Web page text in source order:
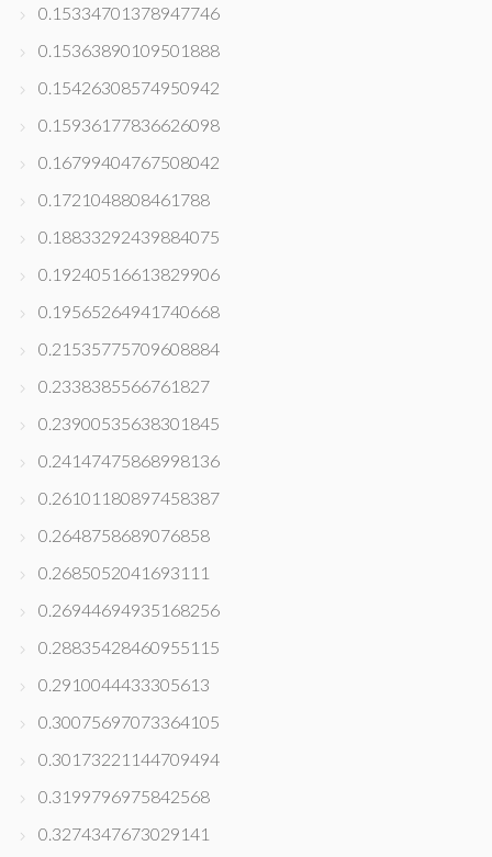
0.15334701378947746
0.15363890109501888
0.15426308574950942
0.15936177836626098
0.16799404767508042
0.1721048808461788
0.18833292439884075
0.19240516613829906
0.19565264941740668
0.21535775709608884
0.2338385566761827
0.23900535638301845
0.24147475868998136
0.26101180897458387
0.2648758689076858
0.2685052041693111
0.26944694935168256
0.28835428460955115
0.2910044433305613
0.30075697073364105
0.30173221144709494
0.3199796975842568
0.3274347673029141